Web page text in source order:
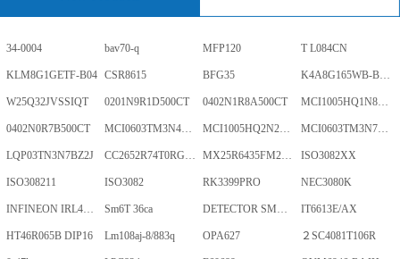
34-0004 bav70-q MFP120 T L084CN
KLM8G1GETF-B04 CSR8615 BFG35 K4A8G165WB-BCWE
W25Q32JVSSIQT 0201N9R1D500CT 0402N1R8A500CT MCI1005HQ1N8SHBP
0402N0R7B500CT MCI0603TM3N4BHBP MCI1005HQ2N2BHBP MCI0603TM3N7BHBP
LQP03TN3N7BZ2J CC2652R74T0RGZR MX25R6435FM2IL0TR ISO3082XX
ISO308211 ISO3082 RK3399PRO NEC3080K
INFINEON IRL40SC228 Sm6T 36ca DETECTOR SMD,HT7024A-1,3%,SOT-89 IT6613E/AX
HT46R065B DIP16 Lm108aj-8/883q OPA627 ２SC4081T106R